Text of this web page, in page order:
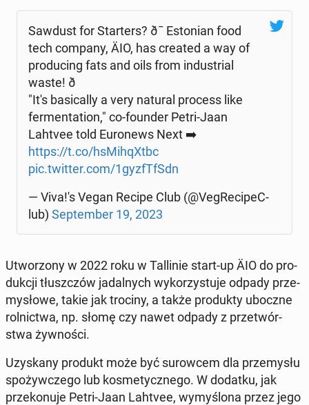
Sawdust for Star­ters? ð¯ Es­to­nian food
tech company, ÄIO, has created a way of
pro­du­cing fats and oils from in­du­strial
waste! ð
"It's ba­si­cal­ly a very natural process like
fer­men­ta­tion," co-founder Petri-Jaan
Lahtvee told Eu­ro­news Next ➡️
https://t.co/hsMi­hqXtbc
pic.twitter.com/1gyz­fT­fSdn
— Viva!'s Vegan Recipe Club (@Ve­gRe­ci­peC­
lub) Sep­tem­ber 19, 2023
Utwo­rzo­ny w 2022 roku w Tal­li­nie start-up ÄIO do pro­
duk­cji tłusz­czów ja­dal­nych wy­ko­rzy­stu­je odpady prze­
my­sło­we, takie jak trociny, a także pro­duk­ty uboczne
rol­nic­twa, np. słomę czy nawet odpady z prze­twór­
stwa żyw­no­ści.
Uzy­ska­ny produkt może być su­row­cem dla prze­my­słu
spo­żyw­cze­go lub ko­sme­tycz­ne­go. W dodatku, jak
prze­ko­nu­je Petri-Jaan Lahtvee, wy­my­ślo­na przez jego